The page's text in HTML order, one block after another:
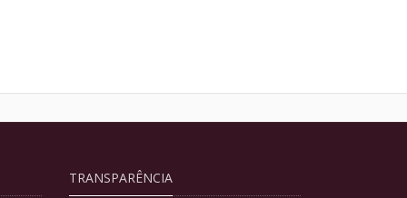
TRANSPARÊNCIA